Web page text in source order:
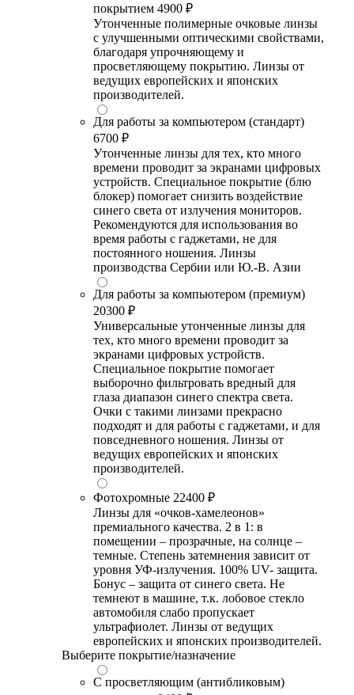
покрытием 4900 ₽
Утонченные полимерные очковые линзы
с улучшенными оптическими свойствами,
благодаря упрочняющему и
просветляющему покрытию. Линзы от
ведущих европейских и японских
производителей.
Для работы за компьютером (стандарт)
6700 ₽
Утонченные линзы для тех, кто много
времени проводит за экранами цифровых
устройств. Специальное покрытие (блю
блокер) помогает снизить воздействие
синего света от излучения мониторов.
Рекомендуются для использования во
время работы с гаджетами, не для
постоянного ношения. Линзы
производства Сербии или Ю.-В. Азии
Для работы за компьютером (премиум)
20300 ₽
Универсальные утонченные линзы для
тех, кто много времени проводит за
экранами цифровых устройств.
Специальное покрытие помогает
выборочно фильтровать вредный для
глаза диапазон синего спектра света.
Очки с такими линзами прекрасно
подходят и для работы с гаджетами, и для
повседневного ношения. Линзы от
ведущих европейских и японских
производителей.
Фотохромные 22400 ₽
Линзы для «очков-хамелеонов»
премиального качества. 2 в 1: в
помещении – прозрачные, на солнце –
темные. Степень затемнения зависит от
уровня УФ-излучения. 100% UV- защита.
Бонус – защита от синего света. Не
темнеют в машине, т.к. лобовое стекло
автомобиля слабо пропускает
ультрафиолет. Линзы от ведущих
европейских и японских производителей.
Выберите покрытие/назначение
С просветляющим (антибликовым)